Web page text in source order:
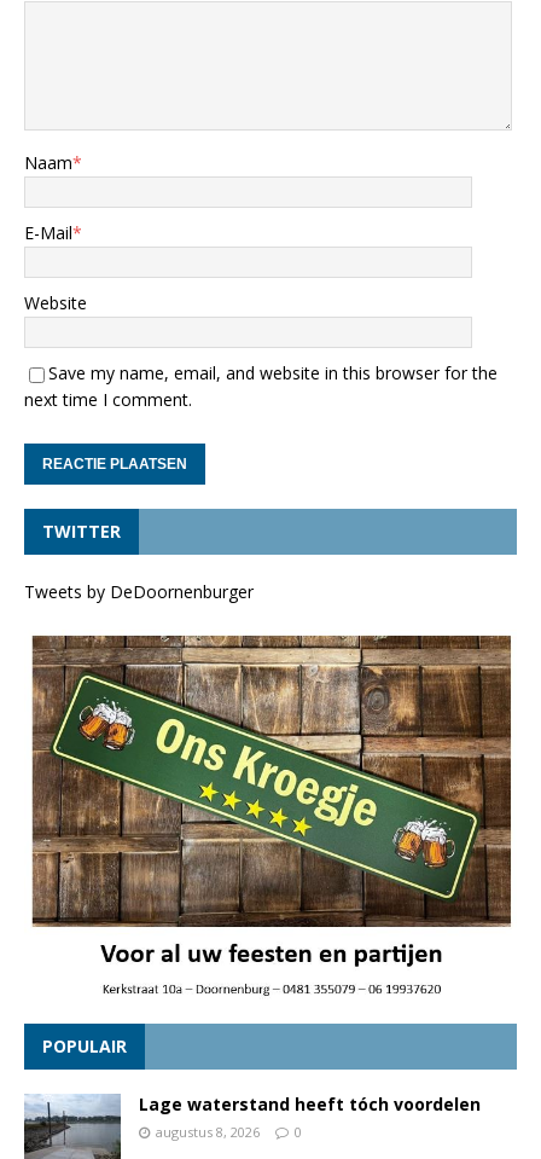
Naam*
E-Mail*
Website
Save my name, email, and website in this browser for the
next time I comment.
TWITTER
Tweets by DeDoornenburger
POPULAIR
Lage waterstand heeft tóch voordelen
augustus 8, 2026 0